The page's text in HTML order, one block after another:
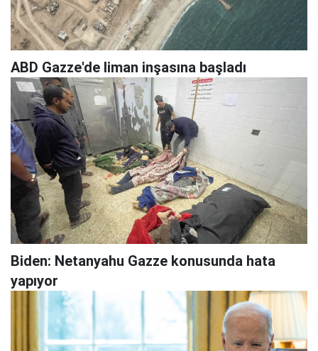
ABD Gazze'de liman inşasına başladı
Biden: Netanyahu Gazze konusunda hata
yapıyor